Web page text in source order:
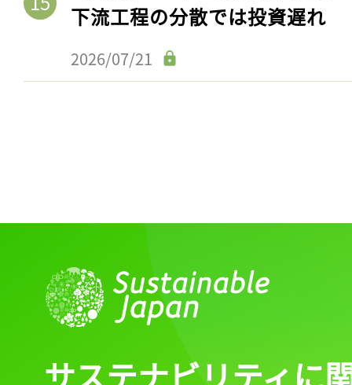
下流工程の分散では投資遅れ
2026/07/21
サステナビリティに